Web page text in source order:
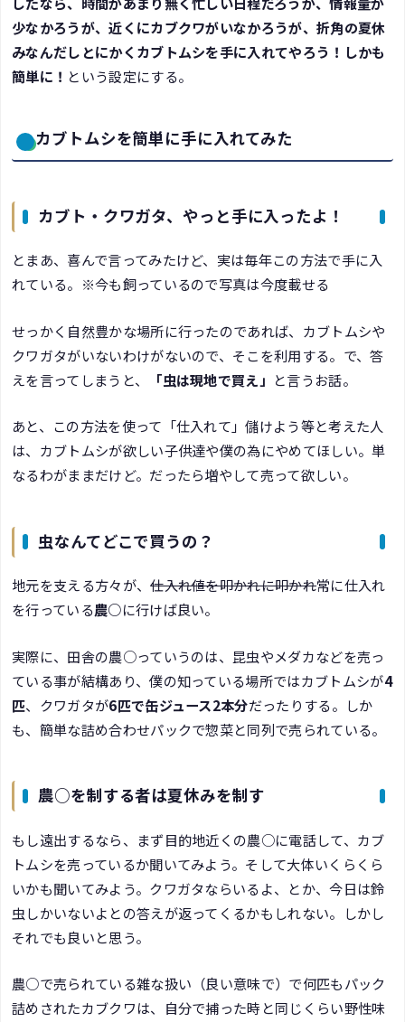
少なかろうが、近くにカブクワがいなかろうが、折角の夏休
みなんだしとにかくカブトムシを手に入れてやろう！しかも
簡単に！ という設定にする。
カブトムシを簡単に手に入れてみた
カブト・クワガタ、やっと手に入ったよ！
とまあ、喜んで言ってみたけど、実は毎年この方法で手に入
れている。※今も飼っているので写真は今度載せる
せっかく自然豊かな場所に行ったのであれば、カブトムシや
クワガタがいないわけがないので、そこを利用する。で、答
えを言ってしまうと、
「虫は現地で買え」 と言うお話。
あと、この方法を使って「仕入れて」儲けよう等と考えた人
は、カブトムシが欲しい子供達や僕の為にやめてほしい。単
なるわがままだけど。だったら増やして売って欲しい。
虫なんてどこで買うの？
地元を支える方々が、仕入れ値を叩かれに叩かれ常に仕入れ
を行っている農○に行けば良い。
実際に、田舎の農○っていうのは、昆虫やメダカなどを売っ
ている事が結構あり、僕の知っている場所ではカブトムシが4
匹、クワガタが6匹で缶ジュース2本分だったりする。しか
も、簡単な詰め合わせパックで惣菜と同列で売られている。
農○を制する者は夏休みを制す
もし遠出するなら、まず目的地近くの農○に電話して、カブ
トムシを売っているか聞いてみよう。そして大体いくらくら
いかも聞いてみよう。クワガタならいるよ、とか、今日は鈴
虫しかいないよとの答えが返ってくるかもしれない。しかし
それでも良いと思う。
農○で売られている雑な扱い（良い意味で）で何匹もパック
詰めされたカブクワは、自分で捕った時と同じくらい野性味